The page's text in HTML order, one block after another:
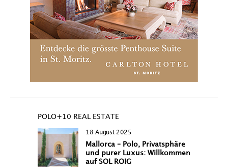
POLO+10 REAL ESTATE
18 August 2025
Mallorca – Polo, Privatsphäre
und purer Luxus: Willkommen
auf SOL ROIG